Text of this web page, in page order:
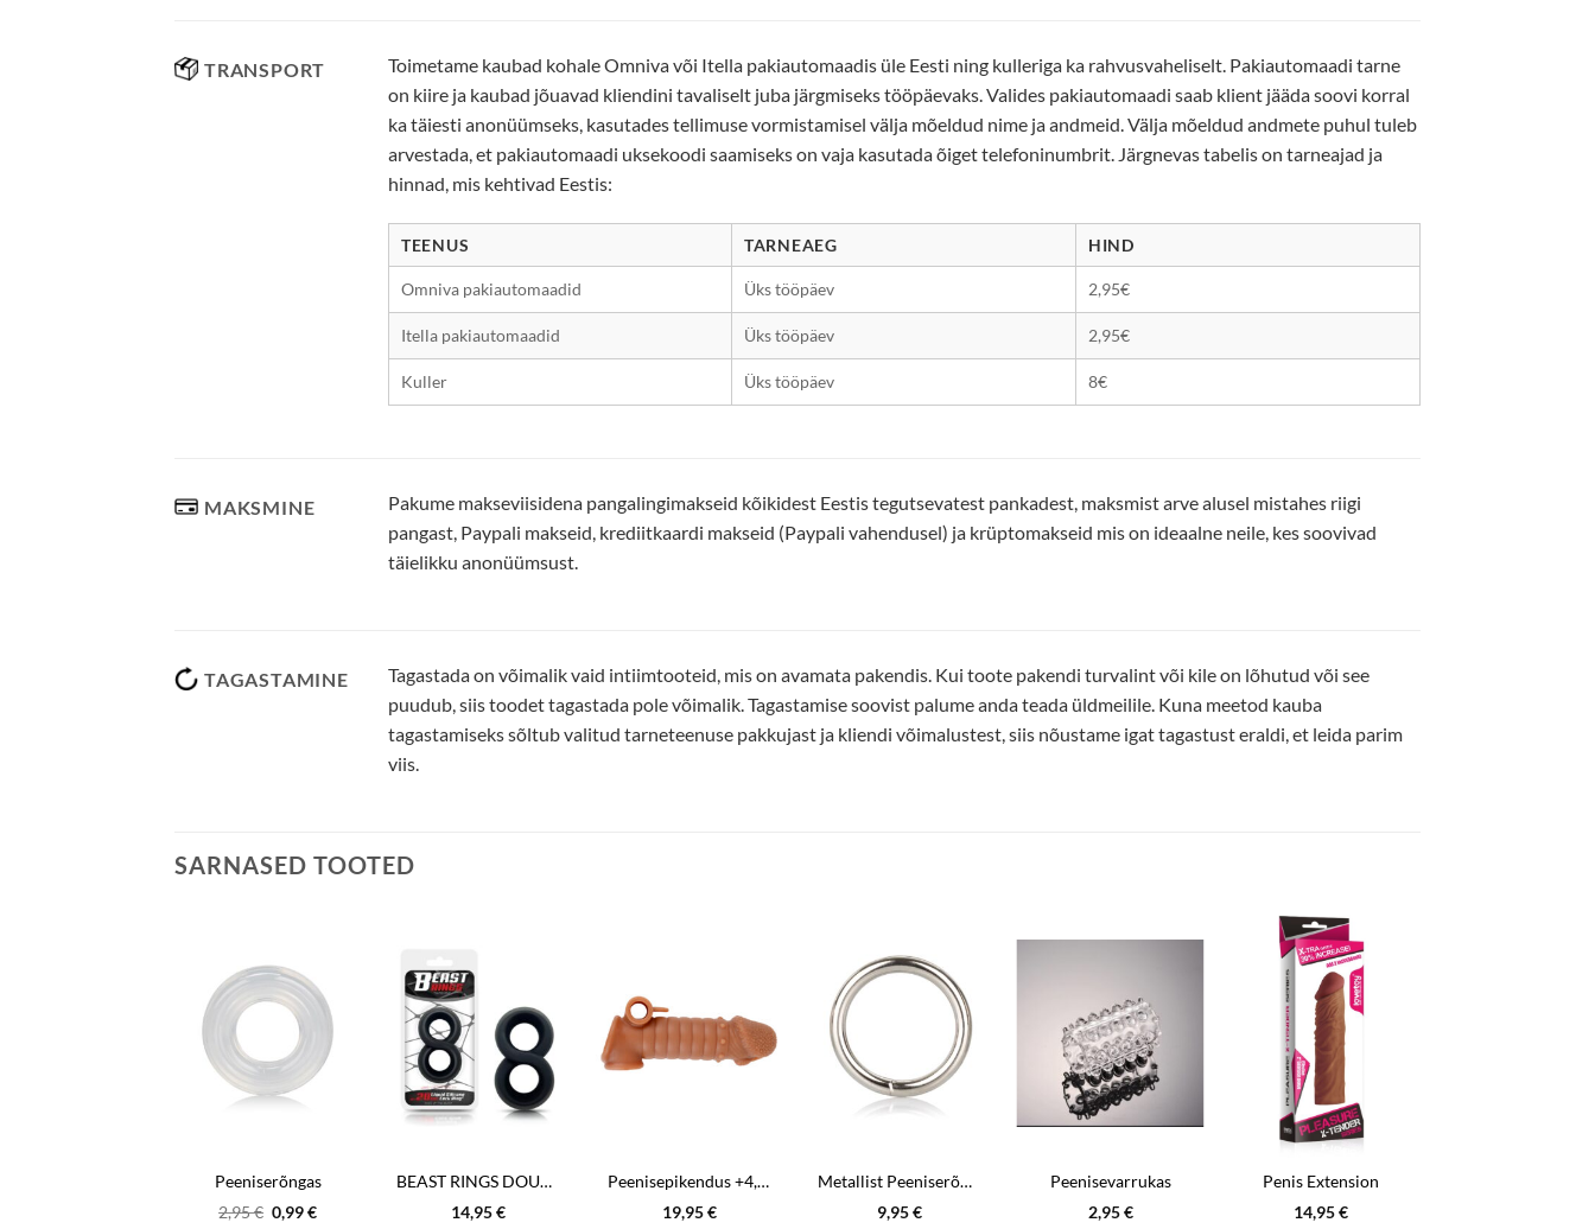
TRANSPORT
Toimetame kaubad kohale Omniva või Itella pakiautomaadis üle Eesti ning kulleriga ka rahvusvaheliselt. Pakiautomaadi tarne
on kiire ja kaubad jõuavad kliendini tavaliselt juba järgmiseks tööpäevaks. Valides pakiautomaadi saab klient jääda soovi korral
ka täiesti anonüümseks, kasutades tellimuse vormistamisel välja mõeldud nime ja andmeid. Välja mõeldud andmete puhul tuleb
arvestada, et pakiautomaadi uksekoodi saamiseks on vaja kasutada õiget telefoninumbrit. Järgnevas tabelis on tarneajad ja
hinnad, mis kehtivad Eestis:
TEENUS TARNEAEG HIND
Omniva pakiautomaadid Üks tööpäev 2,95€
Itella pakiautomaadid Üks tööpäev 2,95€
Kuller Üks tööpäev 8€
MAKSMINE
Pakume makseviisidena pangalingimakseid kõikidest Eestis tegutsevatest pankadest, maksmist arve alusel mistahes riigi
pangast, Paypali makseid, krediitkaardi makseid (Paypali vahendusel) ja krüptomakseid mis on ideaalne neile, kes soovivad
täielikku anonüümsust.
TAGASTAMINE
Tagastada on võimalik vaid intiimtooteid, mis on avamata pakendis. Kui toote pakendi turvalint või kile on lõhutud või see
puudub, siis toodet tagastada pole võimalik. Tagastamise soovist palume anda teada üldmeilile. Kuna meetod kauba
tagastamiseks sõltub valitud tarneteenuse pakkujast ja kliendi võimalustest, siis nõustame igat tagastust eraldi, et leida parim
viis.
SARNASED TOOTED
Peeniserõngas
2,95€ Algne
0,99€Praegune
BEAST RINGS DOUBLE PENIS RING 100% LIQUID SILICONE
14,95€
Peenisepikendus +4,5cm
19,95€
Metallist Peeniserõngas – M
9,95€
Peenisevarrukas
2,95€
Penis Extension
14,95€